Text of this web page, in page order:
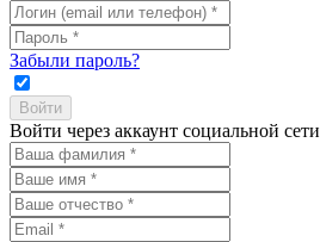
Забыли пароль?
Войти через аккаунт социальной сети